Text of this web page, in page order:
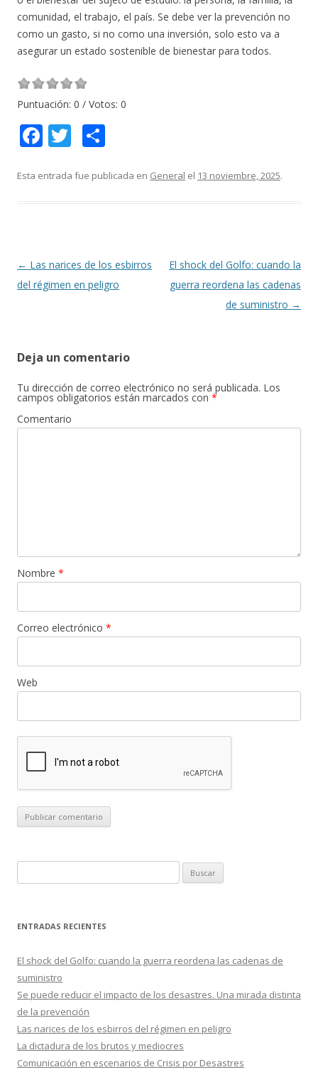
comunidad, el trabajo, el país. Se debe ver la prevención no
como un gasto, si no como una inversión, solo esto va a
asegurar un estado sostenible de bienestar para todos.
Puntuación: 0 / Votos: 0
F
e
k
T
itt m
r
Esta entrada fue publicada en General el 13 noviembre, 2025.
Navegación
de
← Las narices de los esbirros
del régimen en peligro
El shock del Golfo: cuando la
guerra reordena las cadenas
de suministro →
Deja un comentario
Tu dirección de correo electrónico no será publicada. Los
campos obligatorios están marcados con *
Comentario
Nombre *
Correo electrónico *
Web
u
ENTRADAS RECIENTES
El shock del Golfo: cuando la guerra reordena las cadenas de
suministro
Se puede reducir el impacto de los desastres. Una mirada distinta
de la prevención
Las narices de los esbirros del régimen en peligro
La dictadura de los brutos y mediocres
Comunicación en escenarios de Crisis por Desastres